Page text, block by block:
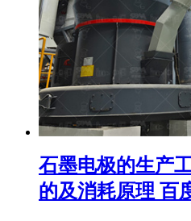
石墨电极的生产
的及消耗原理 百